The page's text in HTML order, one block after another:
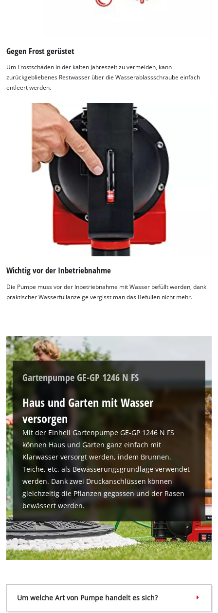
Gegen Frost gerüstet
Um Frostschäden in der kalten Jahreszeit zu vermeiden, kann
zurückgebliebenes Restwasser über die Wasserablassschraube einfach
entleert werden.
Wichtig vor der Inbetriebnahme
Die Pumpe muss vor der Inbetriebnahme mit Wasser befüllt werden, dank
praktischer Wasserfüllanzeige vergisst man das Befüllen nicht mehr.
Gartenpumpe GE-GP 1246 N FS
Haus und Garten mit Wasser
versorgen
Mit der Einhell Gartenpumpe GE-GP 1246 N FS
können Haus und Garten ganz einfach mit
Klarwasser versorgt werden, indem Brunnen,
Teiche, etc. als Bewässerungsgrundlage verwendet
werden. Dank zwei Druckanschlüssen können
gleichzeitig die Pflanzen gegossen und der Rasen
bewässert werden.
Um welche Art von Pumpe handelt es sich?